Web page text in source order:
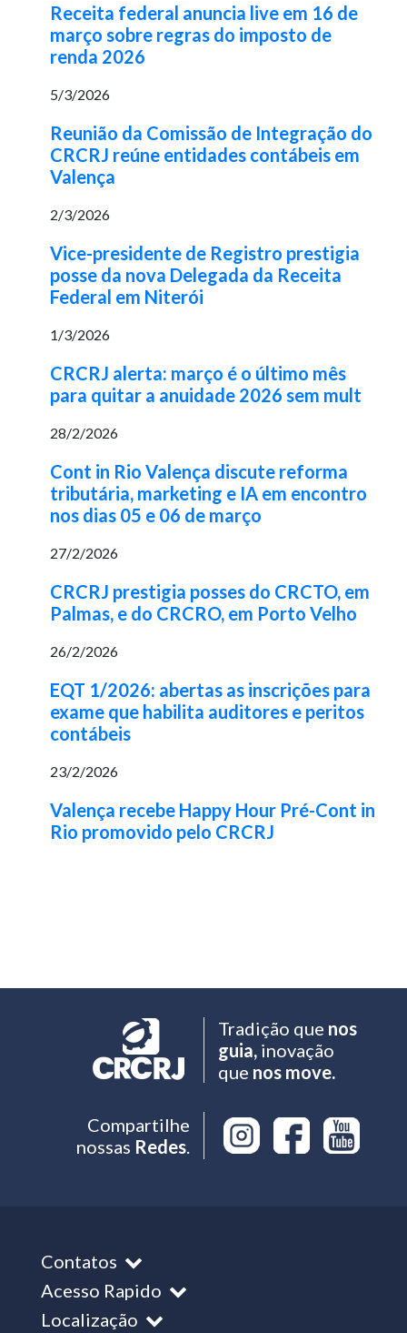
Receita federal anuncia live em 16 de
março sobre regras do imposto de
renda 2026
5/3/2026
Reunião da Comissão de Integração do
CRCRJ reúne entidades contábeis em
Valença
2/3/2026
Vice-presidente de Registro prestigia
posse da nova Delegada da Receita
Federal em Niterói
1/3/2026
CRCRJ alerta: março é o último mês
para quitar a anuidade 2026 sem mult
28/2/2026
Cont in Rio Valença discute reforma
tributária, marketing e IA em encontro
nos dias 05 e 06 de março
27/2/2026
CRCRJ prestigia posses do CRCTO, em
Palmas, e do CRCRO, em Porto Velho
26/2/2026
EQT 1/2026: abertas as inscrições para
exame que habilita auditores e peritos
contábeis
23/2/2026
Valença recebe Happy Hour Pré-Cont in
Rio promovido pelo CRCRJ
Tradição que nos
guia,inovação
que nos move.
Compartilhe
nossas Redes.
Contatos
Acesso Rapido
Localização